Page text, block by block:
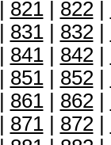
821| 822|
831| 832|
841| 842|
851| 852|
861| 862|
871| 872|